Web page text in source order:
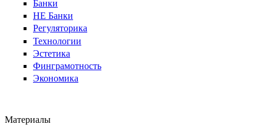
Банки
НЕ Банки
Регуляторика
Технологии
Эстетика
Финграмотность
Экономика
Материалы